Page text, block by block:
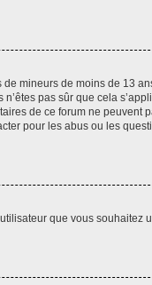
mineurs de moins de 13
pas sûr que cela
de ce forum ne peuvent
pour les abus ou les
que vous souhaitez